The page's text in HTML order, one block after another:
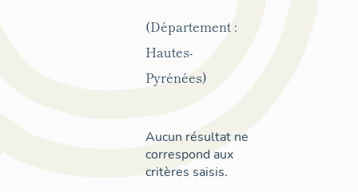
(Département :
Hautes-
Pyrénées)
Aucun résultat ne
correspond aux
critères saisis.